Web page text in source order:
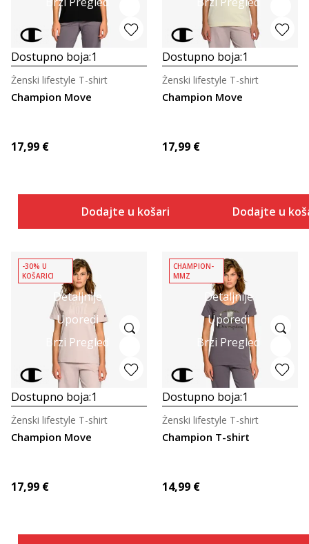
Dostupno boja:1
Champion Move
Ženski lifestyle T-shirt
17,99 €
Dodajte u košaricu
Dostupno boja:1
Champion Move
Ženski lifestyle T-shirt
17,99 €
Dodajte u
Detaljnije
Uporedi
Brzi Pregled
-30% U
KOŠARICI
Dostupno boja:1
Champion Move
Ženski lifestyle T-shirt
17,99 €
Detaljnije
Uporedi
Brzi Pregled
CHAMPION-
MMZ
Dostupno boja:1
Champion T-shirt
Ženski lifestyle T-shirt
14,99 €